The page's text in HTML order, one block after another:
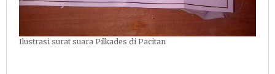
Ilustrasi surat suara Pilkades di Pacitan